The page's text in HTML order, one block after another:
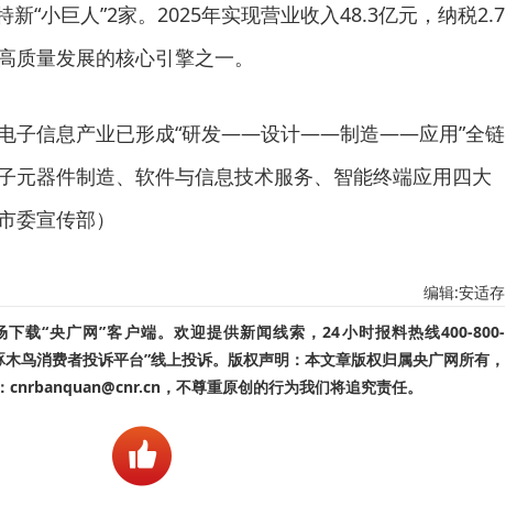
新“小巨人”2家。2025年实现营业收入48.3亿元，纳税2.7
量发展的核心引擎之一。
子信息产业已形成“研发——设计——制造——应用”全链
元器件制造、软件与信息技术服务、智能终端应用四大
委宣传部）
编辑:安适存
载“央广网”客户端。欢迎提供新闻线索，24小时报料热线400-800-
鸟消费者投诉平台”线上投诉。版权声明：本文章版权归属央广网所有，
cnrbanquan@cnr.cn，不尊重原创的行为我们将追究责任。